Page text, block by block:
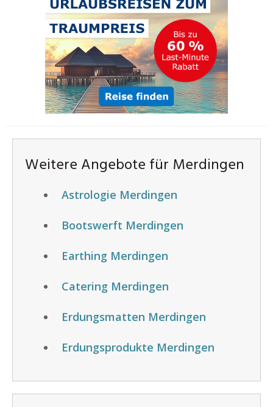
Weitere Angebote für Merdingen
Astrologie Merdingen
Bootswerft Merdingen
Earthing Merdingen
Catering Merdingen
Erdungsmatten Merdingen
Erdungsprodukte Merdingen